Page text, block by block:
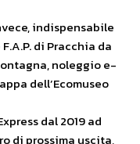
indispensabile
di Pracchia da
noleggio e-
dell’Ecomuseo
dal 2019 ad
di prossima uscita,